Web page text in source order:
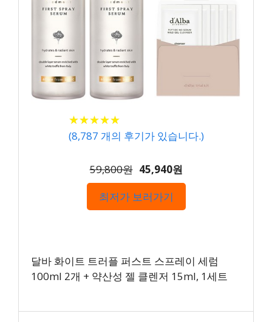
★★★★★
★★★★★
(8,787 개의 후기가 있습니다.)
59,800원 45,940원
최저가 보러가기
달바 화이트 트러플 퍼스트 스프레이 세럼
100ml 2개 + 약산성 젤 클렌저 15ml, 1세트